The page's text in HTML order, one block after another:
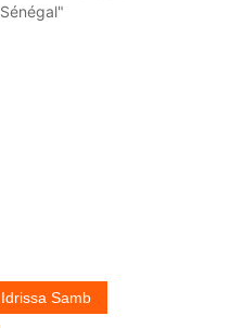
Sénégal"
Idrissa Samb